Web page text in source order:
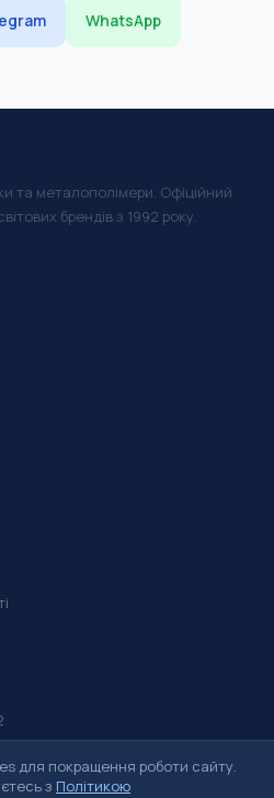
WhatsApp
та металополімери. Офіційний
брендів з 1992 року.
для покращення роботи сайту.
з Політикою